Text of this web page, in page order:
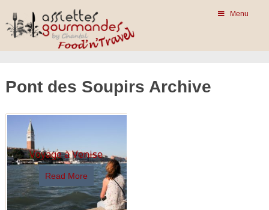
Menu
Pont des Soupirs Archive
Voyage à Venise
Read More